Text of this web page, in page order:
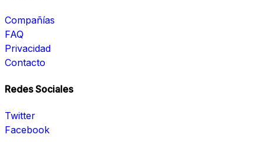
Compañías
FAQ
Privacidad
Contacto
Redes Sociales
Twitter
Facebook